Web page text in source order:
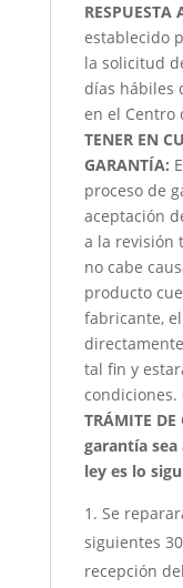
RESPUESTA
establecido
la solicitud
días hábiles
en el Centro
TENER EN
GARANTÍA:
proceso de
aceptación
a la revisión
no cabe
producto
fabricante,
tal fin y
condiciones.
TRÁMITE DE
garantía
ley es lo
Se
siguientes
recepción